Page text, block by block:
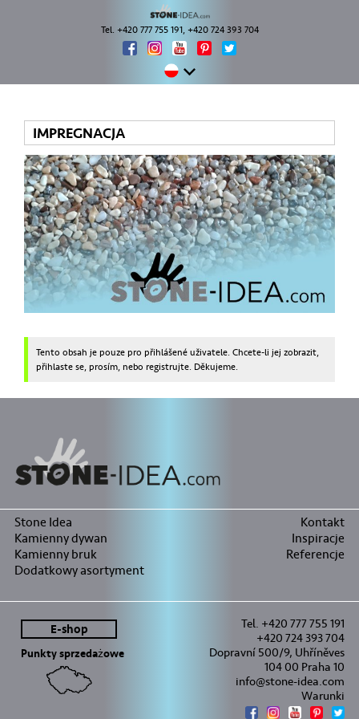
Tel. +420 777 755 191, +420 724 393 704
IMPREGNACJA
Tento obsah je pouze pro přihlášené uživatele. Chcete-li jej zobrazit,
přihlaste se, prosím, nebo registrujte. Děkujeme.
Stone Idea
Kamienny dywan
Kamienny bruk
Dodatkowy asortyment
Kontakt
Inspiracje
Referencje
E-shop
Punkty sprzedażowe
Tel. +420 777 755 191
+420 724 393 704
Dopravní 500/9, Uhříněves
104 00 Praha 10
info@stone-idea.com
Warunki